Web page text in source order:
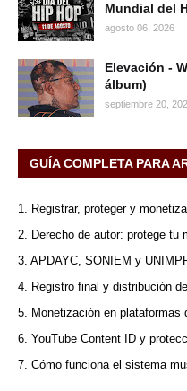
Mundial del
agosto 06, 2026
Elevación -
álbum)
septiembre 20,
GUÍA COMPLETA PARA
1. Registrar, proteger y
2. Derecho de autor: protege tu
3. APDAYC, SONIEM y
4. Registro final y distribución
5. Monetización en plataformas
6. YouTube Content ID y
7. Cómo funciona el sistema